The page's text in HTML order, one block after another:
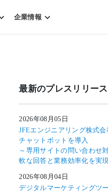
企業情報
最新のプレスリリース
2026年08月05日
JFEエンジニアリング株式
チャットボットを導入
～専用サイトの問い合わせ
軟な回答と業務効率化を実
2026年08月04日
デジタルマーケティングツ